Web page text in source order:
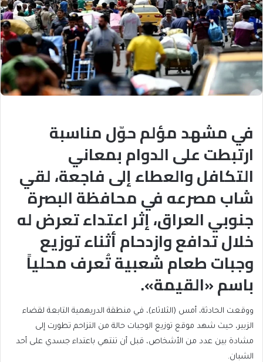
في مشهد مؤلم حوّل مناسبة
ارتبطت على الدوام بمعاني
التكافل والعطاء إلى فاجعة، لقي
شاب مصرعه في محافظة البصرة
جنوبي العراق، إثر اعتداء تعرض له
خلال تدافع وازدحام أثناء توزيع
وجبات طعام شعبية تُعرف محلياً
باسم «القيمة».
ووقعت الحادثة، أمس (الثلاثاء)، في منطقة الدريهمية التابعة لقضاء
الزبير، حيث شهد موقع توزيع الوجبات حالة من التزاحم تطورت إلى
مشادة بين عدد من الأشخاص، قبل أن تنتهي باعتداء جسدي على أحد
الشبان.